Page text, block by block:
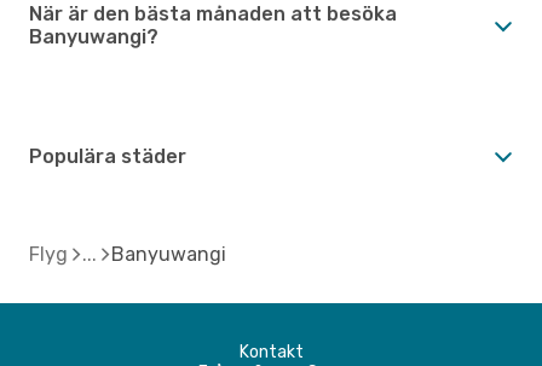
När är den bästa månaden att besöka
Banyuwangi?
Populära städer
Flyg Banyuwangi
Kontakt